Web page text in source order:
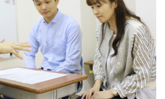
すか？
くだけでなく、テキストに書き込んでいただい
とで対話したりしながら進めます。
自宅に帰ってお子さまに実践していただき、そ
だき振り返りしていきます。
りを習慣的に実践していただけるように、座学
がサポートしていきます。